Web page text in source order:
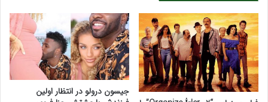
جیسون درولو در انتظار اولین